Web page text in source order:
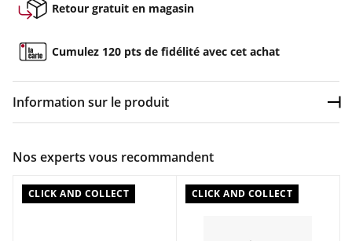
Retour gratuit en magasin
Cumulez 120 pts de fidélité avec cet achat
Information sur le produit
intermédiaire en nylon renforcé de fibres de verre, Semelle
Nos experts vous recommandent
CLICK AND COLLECT CLICK AND COLLECT